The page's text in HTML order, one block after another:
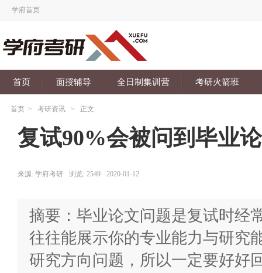
学府首页
首页 面授辅导 全日制集训营 考研火箭班
首页 > 考研资讯 > 正文
复试90%会被问到毕业
来源: 学府考研 浏览: 2549 2020-01-12
摘要：毕业论文问题是复试时经
往往能展示你的专业能力与研究
研究方向问题，所以一定要好好